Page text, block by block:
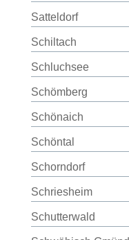
Satteldorf
Schiltach
Schluchsee
Schömberg
Schönaich
Schöntal
Schorndorf
Schriesheim
Schutterwald